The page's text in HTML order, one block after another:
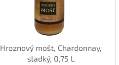
Hroznový mošt, Chardonnay,
sladký, 0,75 L